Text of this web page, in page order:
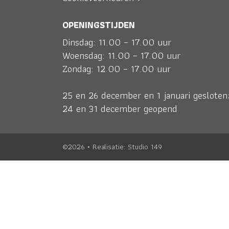
OPENINGSTIJDEN
Dinsdag: 11.00 – 17.00 uur
Woensdag: 11.00 – 17.00 uur
Zondag: 12.00 – 17.00 uur
25 en 26 december en 1 januari
24 en 31 december geopend
©2026 • Realisatie: Studio 149